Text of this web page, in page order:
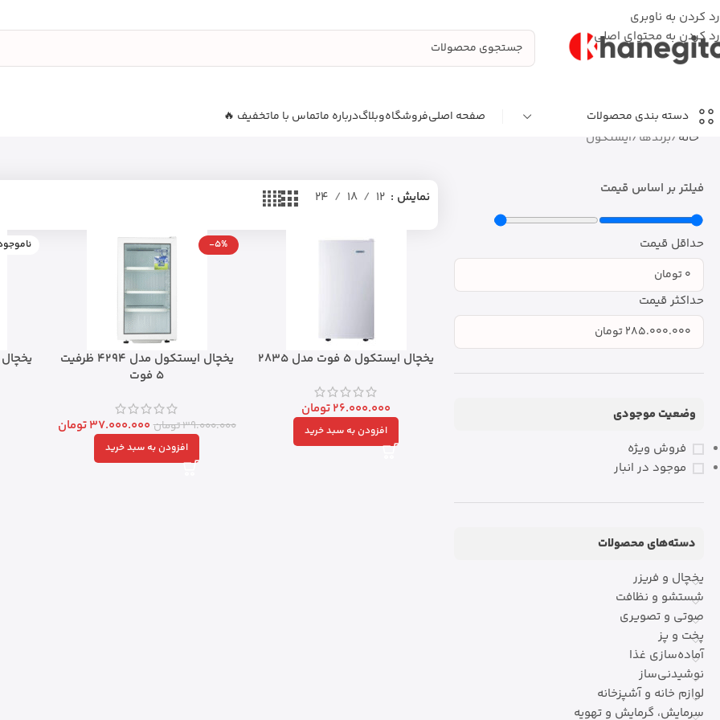
رد کردن به ناوبری
رد کردن به محتوای اصلی
دسته بندی محصولات صفحه اصلیفروشگاهوبلاگدرباره ماتماس با ماتخفیف 🔥
خانه برندها ایستکول
فیلتر بر اساس قیمت
حداقل قیمت
حداکثر قیمت
وضعیت موجودی
فروش ویژه
موجود در انبار
دسته‌های محصولات
یخچال و فریزر
شستشو و نظافت
صوتی و تصویری
پخت و پز
آماده‌سازی غذا
نوشیدنی‌ساز
لوازم خانه و آشپزخانه
سرمایش، گرمایش و تهویه
نمایش 12
18
24
یخچال ایستکول 5 فوت مدل 2835
26.000.000تومان
افزودن به سبد خرید
-5%
یخچال ایستکول مدل 4294 ظرفیت
۵ فوت
39.000.000تومان 37.000.000تومان
افزودن به سبد خرید